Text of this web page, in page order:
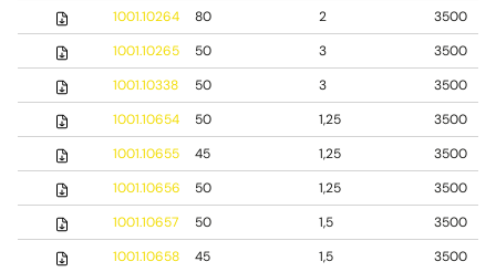
1001.10264
80 2
3500
1001.10265
50 3
3500
1001.10338
50 3
3500
1001.10654
50 1,25
3500
1001.10655
45 1,25
3500
1001.10656
50 1,25
3500
1001.10657
50 1,5
3500
1001.10658
45 1,5
3500